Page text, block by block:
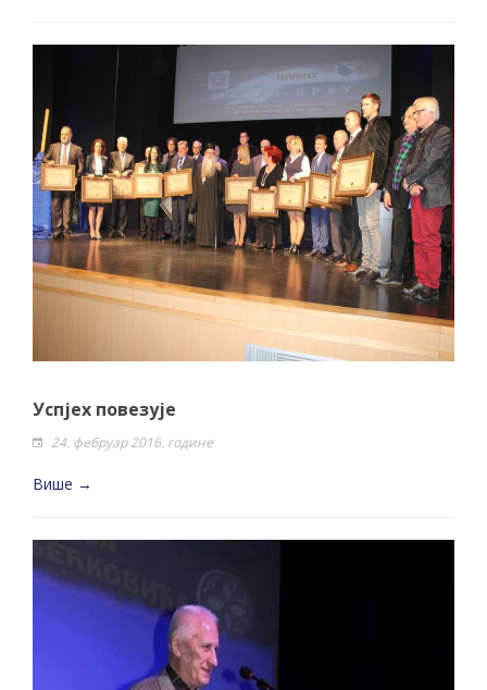
Успјех повезује
24. фебруар 2016. године
Више →